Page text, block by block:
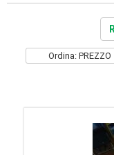
Ordina: PREZZO